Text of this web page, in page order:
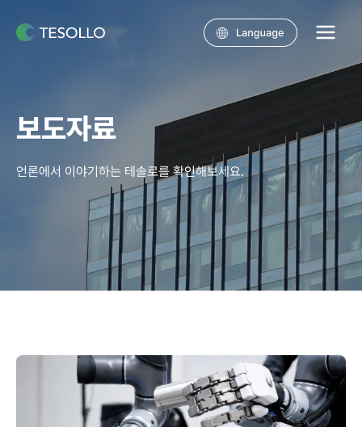
건너뛰기
Menu
보도자료
언론에서 이야기하는 테솔로를 확인해보세요.